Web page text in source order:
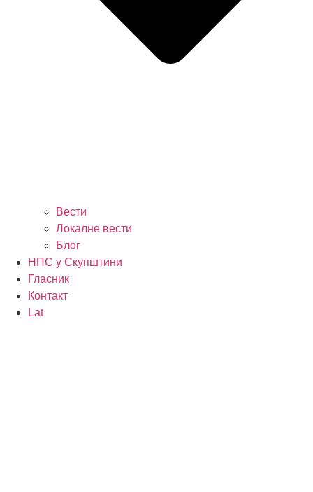
Вести
Локалне вести
Блог
НПС у Скупштини
Гласник
Контакт
Lat